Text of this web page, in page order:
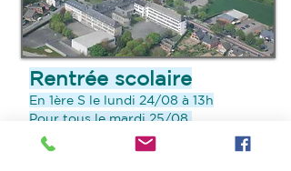
Rentrée scolaire
En 1ère S le lundi 24/08 à 13h
Pour tous le mardi 25/08
- 8h30 : 2e, 3e, 4e,
- 10h30 : 5e et 6e